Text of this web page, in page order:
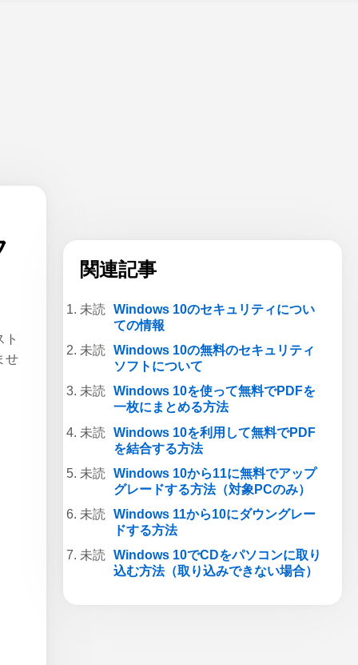
ト
せ
関連記事
Windows 10のセキュリティについ
ての情報
Windows 10の無料のセキュリティ
ソフトについて
Windows 10を使って無料でPDFを
一枚にまとめる方法
Windows 10を利用して無料でPDF
を結合する方法
Windows 10から11に無料でアップ
グレードする方法（対象PCのみ）
Windows 11から10にダウングレー
ドする方法
Windows 10でCDをパソコンに取り
込む方法（取り込みできない場合）